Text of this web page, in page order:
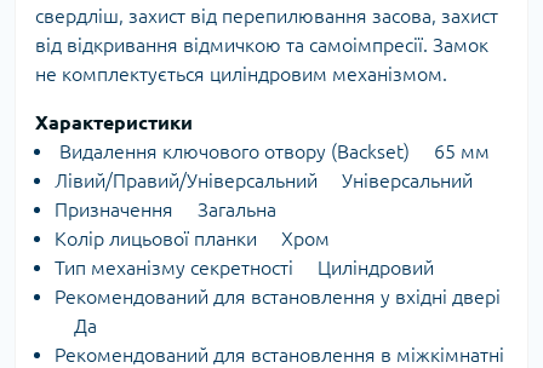
свердліш, захист від перепилювання засова, захист
від відкривання відмичкою та самоімпресії. Замок
не комплектується циліндровим механізмом.
Характеристики
Видалення ключового отвору (Backset) 65 мм
Лівий/Правий/Універсальний Універсальний
Призначення Загальна
Колір лицьової планки Хром
Тип механізму секретності Циліндровий
Рекомендований для встановлення у вхідні двері
Да
Рекомендований для встановлення в міжкімнатні